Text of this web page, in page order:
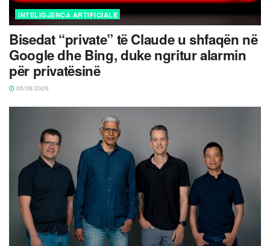
INTELIGJENCA ARTIFICIALE
Bisedat “private” të Claude u shfaqën në
Google dhe Bing, duke ngritur alarmin
për privatësinë
06/08/2026